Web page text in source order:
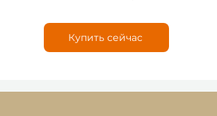
Купить сейчас